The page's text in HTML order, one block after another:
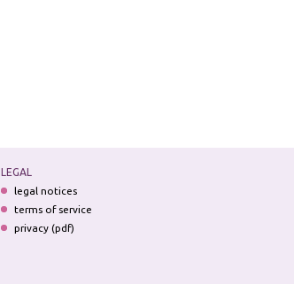
LEGAL
legal notices
terms of service
privacy (pdf)